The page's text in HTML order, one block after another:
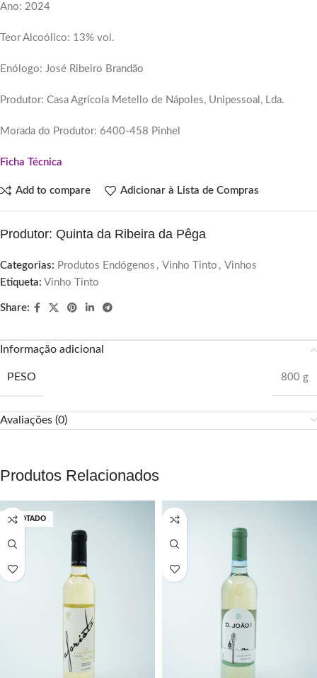
Ano: 2024
Teor Alcoólico: 13% vol.
Enólogo: José Ribeiro Brandão
Produtor: Casa Agrícola Metello de Nápoles, Unipessoal, Lda.
Morada do Produtor: 6400-458 Pinhel
Ficha Técnica
Add to compare Adicionar à Lista de Compras
Produtor: Quinta da Ribeira da Pêga
Categorias: Produtos Endógenos , Vinho Tinto , Vinhos
Etiqueta: Vinho Tinto
Share:
Informação adicional
PESO 800 g
Avaliações (0)
Produtos Relacionados
ESGOTADO